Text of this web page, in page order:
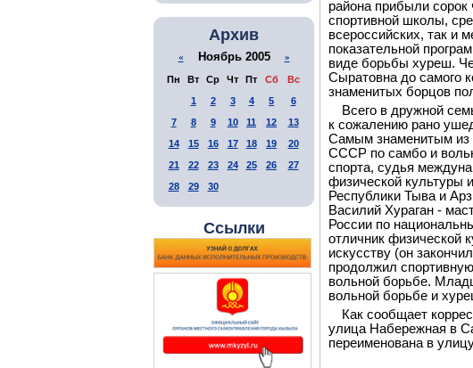
Архив
« Ноябрь 2005 »
Пн Вт Ср Чт Пт Сб
Вс
1
2 3 4 5
6
7
8 9 10 11 12
13
14
15 16 17 18 19
20
21
22 23 24 25 26
27
28
29 30
Ссылки
района прибыли
спортивной школы,
всероссийских, так и
показательной
виде борьбы хуреш.
Сыратовна до самого
знаменитых борцов
Всего в дружной
к сожалению рано
Самым знаменитым из
СССР по самбо и
спорта, судья
физической культуры
Республики Тыва и
Василий Хураган -
России по
отличник физической
искусству (он
продолжил
вольной борьбе.
вольной борьбе и
Как сообщает
улица Набережная в
переименована в